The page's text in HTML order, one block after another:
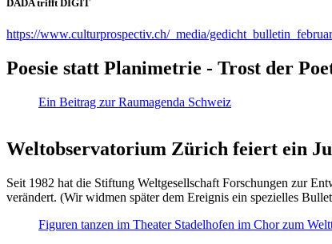
DADA trifft DIGIT
https://www.culturprospectiv.ch/_media/
Poesie statt Planimetrie - Trost der
Ein Beitrag zur Raumagenda Schweiz
Weltobservatorium Zürich feiert ein
Seit 1982 hat die Stiftung Weltgesellschaft Forschungen zur
verändert. (Wir widmen später dem Ereignis ein spezielles
Figuren tanzen im Theater Stadelhofen im Chor zum